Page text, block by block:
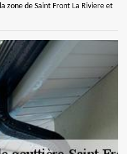
zone de Saint Front La Riviere et